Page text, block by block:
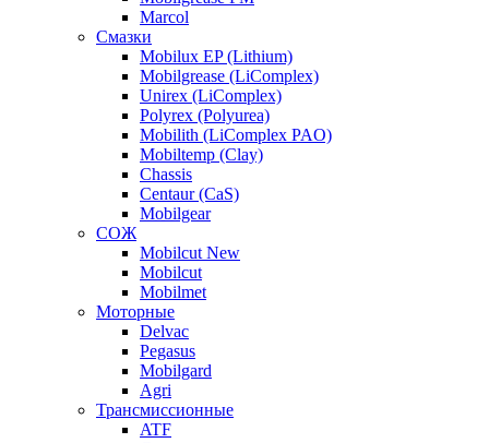
Marcol
Смазки
Mobilux EP (Lithium)
Mobilgrease (LiComplex)
Unirex (LiComplex)
Polyrex (Polyurea)
Mobilith (LiComplex PAO)
Mobiltemp (Clay)
Chassis
Centaur (CaS)
Mobilgear
СОЖ
Mobilcut New
Mobilcut
Mobilmet
Моторные
Delvac
Pegasus
Mobilgard
Agri
Трансмиссионные
ATF